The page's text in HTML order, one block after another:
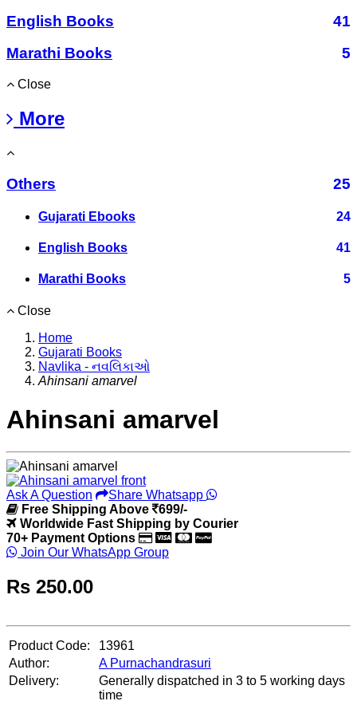
English Books
41
Marathi Books
5
Close
More
Others 25
Gujarati Ebooks 24
English Books 41
Marathi Books 5
Close
Home
Gujarati Books
Navlika - નવલિકાઓ
Ahinsani amarvel
Ahinsani amarvel
Ask A Question
Share Whatsapp
Free Shipping Above
699/-
Worldwide Fast Shipping by Courier
70+ Payment Options
Join Our WhatsApp Group
Rs 250.00
Product Code:
13961
Author:
A Purnachandrasuri
Delivery:
Generally dispatched in 3 to 5 working days
time